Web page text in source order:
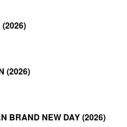
(2026)
BRAND NEW DAY (2026)